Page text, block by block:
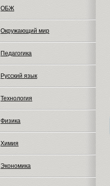
ОБЖ
Окружающий мир
Педагогика
Русский язык
Технология
Физика
Химия
Экономика